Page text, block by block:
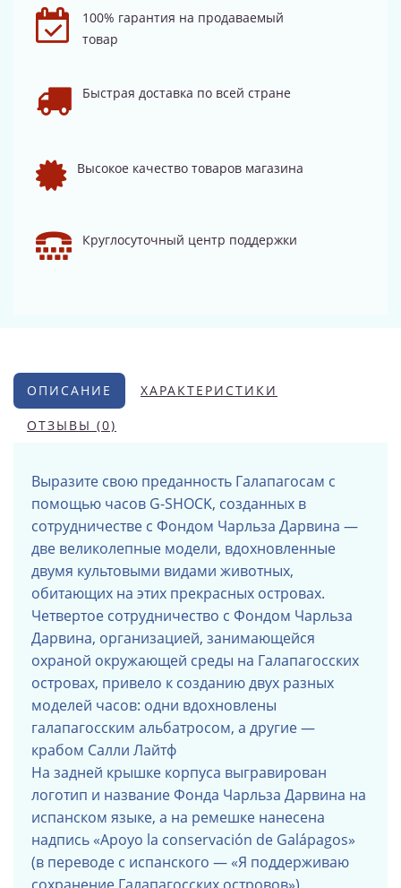
100% гарантия на продаваемый
товар
Быстрая доставка по всей стране
Высокое качество товаров магазина
Круглосуточный центр поддержки
ОПИСАНИЕ ХАРАКТЕРИСТИКИ
ОТЗЫВЫ (0)
Выразите свою преданность Галапагосам с
помощью часов G-SHOCK, созданных в
сотрудничестве с Фондом Чарльза Дарвина —
две великолепные модели, вдохновленные
двумя культовыми видами животных,
обитающих на этих прекрасных островах.
Четвертое сотрудничество с Фондом Чарльза
Дарвина, организацией, занимающейся
охраной окружающей среды на Галапагосских
островах, привело к созданию двух разных
моделей часов: одни вдохновлены
галапагосским альбатросом, а другие —
крабом Салли Лайтф
На задней крышке корпуса выгравирован
логотип и название Фонда Чарльза Дарвина на
испанском языке, а на ремешке нанесена
надпись «Apoyo la conservación de Galápagos»
(в переводе с испанского — «Я поддерживаю